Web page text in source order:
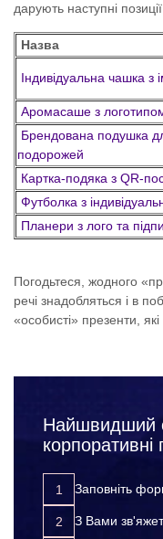
дарують наступні
Назва
Індивідуальна чашка з
Аромасаше з
Брендована подушка
подорожей
Картка-подяка з QR-
Футболка з
Планери з лого та
Погодьтеся, жодного
речі знадобляться і в
«особисті» презенти,
Найшвидший
корпоративні
Заповніть
З Вами